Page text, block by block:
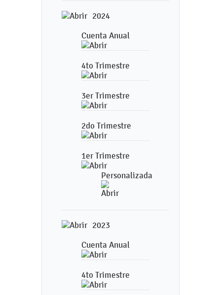
2024
Cuenta Anual
4to Trimestre
3er Trimestre
2do Trimestre
1er Trimestre
Personalizada
2023
Cuenta Anual
4to Trimestre